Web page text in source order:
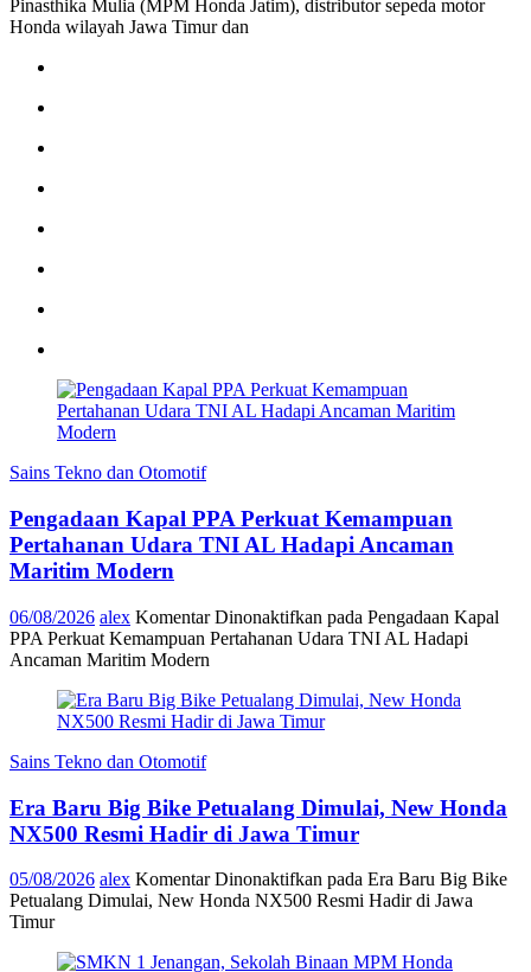
Pinasthika Mulia (MPM Honda Jatim), distributor sepeda motor
Honda wilayah Jawa Timur dan
Sains Tekno dan Otomotif
Pengadaan Kapal PPA Perkuat Kemampuan
Pertahanan Udara TNI AL Hadapi Ancaman
Maritim Modern
06/08/2026 alex Komentar Dinonaktifkan pada Pengadaan Kapal
PPA Perkuat Kemampuan Pertahanan Udara TNI AL Hadapi
Ancaman Maritim Modern
Sains Tekno dan Otomotif
Era Baru Big Bike Petualang Dimulai, New Honda
NX500 Resmi Hadir di Jawa Timur
05/08/2026 alex Komentar Dinonaktifkan pada Era Baru Big Bike
Petualang Dimulai, New Honda NX500 Resmi Hadir di Jawa
Timur